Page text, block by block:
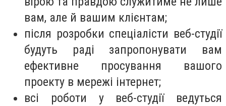
вам, але й вашим клієнтам;
після розробки спеціалісти веб-студії
будуть раді запропонувати вам
ефективне просування вашого
проекту в мережі інтернет;
всі роботи у веб-студії ведуться